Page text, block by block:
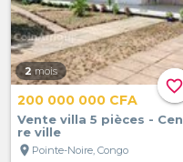
favorite_border
2 mois
200 000 000 CFA
Vente villa 5 pièces -
re ville
location_on Pointe-Noire, Congo